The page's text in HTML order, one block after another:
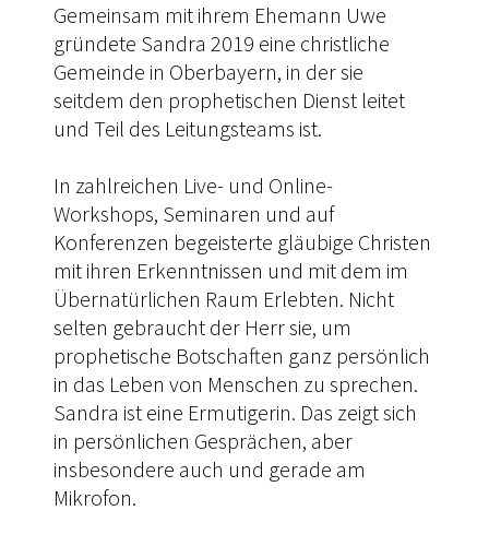
Gemeinsam mit ihrem Ehemann Uwe
gründete Sandra 2019 eine christliche
Gemeinde in Oberbayern, in der sie
seitdem den prophetischen Dienst leitet
und Teil des Leitungsteams ist.
In zahlreichen Live- und Online-
Workshops, Seminaren und auf
Konferenzen begeisterte gläubige Christen
mit ihren Erkenntnissen und mit dem im
Übernatürlichen Raum Erlebten. Nicht
selten gebraucht der Herr sie, um
prophetische Botschaften ganz persönlich
in das Leben von Menschen zu sprechen.
Sandra ist eine Ermutigerin. Das zeigt sich
in persönlichen Gesprächen, aber
insbesondere auch und gerade am
Mikrofon.